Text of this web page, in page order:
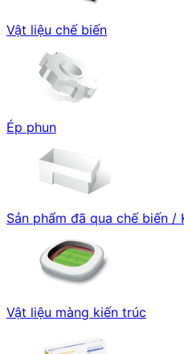
Vật liệu chế biến
Ép phun
Sản phẩm đã qua chế biến /
Vật liệu màng kiến trúc